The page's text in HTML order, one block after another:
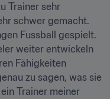
Trainer sehr
schwer gemacht.
Fussball gespielt.
weiter entwickeln
Fähigkeiten
zu sagen, was sie
Trainer meiner